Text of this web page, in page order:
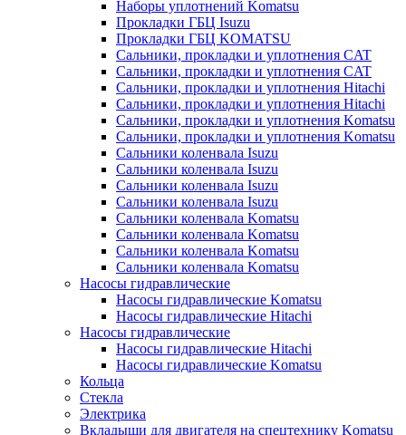
Наборы уплотнений Komatsu
Прокладки ГБЦ Isuzu
Прокладки ГБЦ KOMATSU
Сальники, прокладки и уплотнения CAT
Сальники, прокладки и уплотнения CAT
Сальники, прокладки и уплотнения Hitachi
Сальники, прокладки и уплотнения Hitachi
Сальники, прокладки и уплотнения Komatsu
Сальники, прокладки и уплотнения Komatsu
Сальники коленвала Isuzu
Сальники коленвала Isuzu
Сальники коленвала Isuzu
Сальники коленвала Isuzu
Сальники коленвала Komatsu
Сальники коленвала Komatsu
Сальники коленвала Komatsu
Сальники коленвала Komatsu
Насосы гидравлические
Насосы гидравлические Komatsu
Насосы гидравлические Hitachi
Насосы гидравлические
Насосы гидравлические Hitachi
Насосы гидравлические Komatsu
Кольца
Стекла
Электрика
Вкладыши для двигателя на спецтехнику Komatsu